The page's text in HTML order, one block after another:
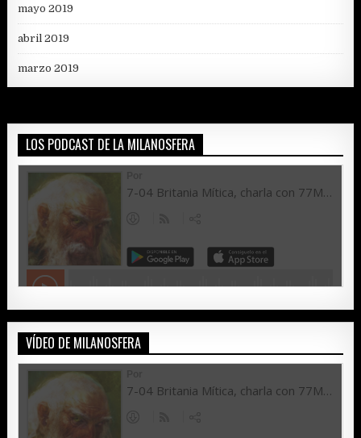
mayo 2019
abril 2019
marzo 2019
LOS PODCAST DE LA MILANOSFERA
VÍDEO DE MILANOSFERA